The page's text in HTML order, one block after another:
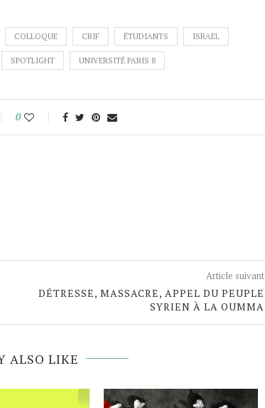
COLLOQUE CRIF ÉTUDIANTS ISRAEL
SPOTLIGHT UNIVERSITÉ PARIS 8
0
Article suivant
DÉTRESSE, MASSACRE, APPEL DU PEUPLE
SYRIEN À LA OUMMA
ALSO LIKE